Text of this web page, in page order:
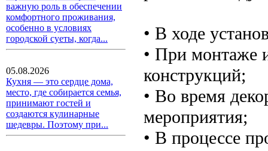
важную роль в обеспечении
комфортного проживания,
особенно в условиях
городской суеты, когда...
05.08.2026
Кухня — это сердце дома,
место, где собирается семья,
принимают гостей и
создаются кулинарные
шедевры. Поэтому при...
• В ходе
• При монтаже
конструкций;
• Во время
мероприятия;
• В процессе